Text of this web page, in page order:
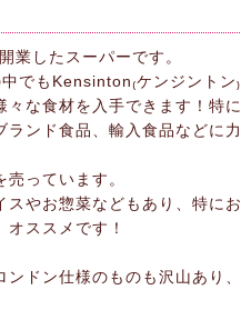
業したスーパーです。
でもKensinton₍ケンジントン₎
な食材を入手できます！特に
ンド食品、輸入食品などに力
っています。
やお惣菜などもあり、特にお
ススメです！
ドン仕様のものも沢山あり、